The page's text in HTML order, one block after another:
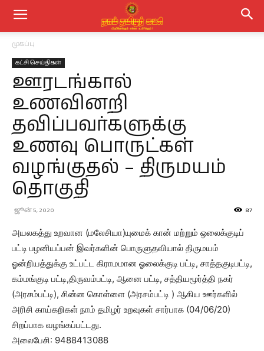
முகப்பு
கட்சி செய்திகள்
ஊரடங்கால்
உணவினறி
தவிப்பவர்களுக்கு
உணவு பொருட்கள்
வழங்குதல் – திருமயம்
தொகுதி
ஜூன் 5, 2020 87
அயலகத்து உறவான (மலேசியா)யுமைக் கான் மற்றும் ஒலைக்குடிப்
பட்டி பழனியப்பன் இவர்களின் பொருளுதவியால் திருமயம்
ஓன்றியத்துக்கு உட்பட்ட கிராமமான ஓலைக்குடி பட்டி, சாத்தகுடிபட்டி,
கம்மங்குடி பட்டி,திருவம்பட்டி, ஆனை பட்டி, சத்தியமூர்த்தி நகர்
(அரசம்பட்டி), சின்ன கொள்ளை (அரசம்பட்டி ) ஆகிய ஊர்களில்
அரிசி காய்கறிகள் நாம் தமிழர் உறவுகள் சார்பாக (04/06/20)
சிறப்பாக வழங்கப்பட்டது.
அலைபேசி: 9488413088